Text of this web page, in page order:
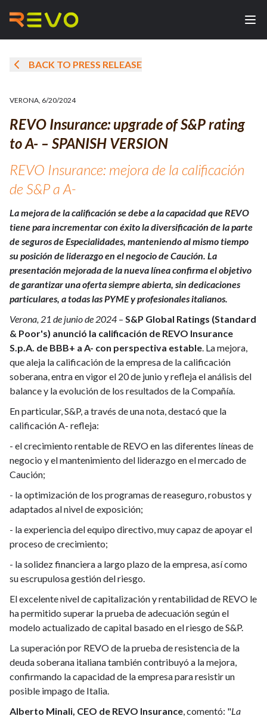
BACK TO PRESS RELEASE
VERONA, 6/20/2024
REVO Insurance: upgrade of S&P rating
to A- – SPANISH VERSION
REVO Insurance: mejora de la calificación
de S&P a A-
La mejora de la calificación se debe a la capacidad que REVO
tiene para incrementar con éxito la diversificación de la parte
de seguros de Especialidades, manteniendo al mismo tiempo
su posición de liderazgo en el negocio de Caución. La
presentación mejorada de la nueva línea confirma el objetivo
de garantizar una oferta siempre abierta, sin dedicaciones
particulares, a todas las PYME y profesionales italianos.
Verona, 21 de junio de 2024 – S&P Global Ratings (Standard
& Poor's) anunció la calificación de REVO Insurance
S.p.A. de BBB+ a A- con perspectiva estable. La mejora,
que aleja la calificación de la empresa de la calificación
soberana, entra en vigor el 20 de junio y refleja el análisis del
balance y la evolución de los resultados de la Compañía.
En particular, S&P, a través de una nota, destacó que la
calificación A- refleja:
- el crecimiento rentable de REVO en las diferentes líneas de
negocio y el mantenimiento del liderazgo en el mercado de
Caución;
- la optimización de los programas de reaseguro, robustos y
adaptados al nivel de exposición;
- la experiencia del equipo directivo, muy capaz de apoyar el
proceso de crecimiento;
- la solidez financiera a largo plazo de la empresa, así como
su escrupulosa gestión del riesgo.
El excelente nivel de capitalización y rentabilidad de REVO le
ha permitido superar la prueba de adecuación según el
modelo actualizado de capital basado en el riesgo de S&P.
La superación por REVO de la prueba de resistencia de la
deuda soberana italiana también contribuyó a la mejora,
confirmando la capacidad de la empresa para resistir un
posible impago de Italia.
Alberto Minali, CEO de REVO Insurance, comentó: "La